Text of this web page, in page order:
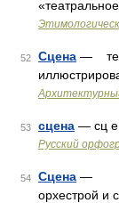
52 Сцена —
53 сцена — сц
Русский
54 Сцена — в
орхестрой и